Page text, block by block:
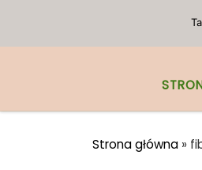
Strona główna »